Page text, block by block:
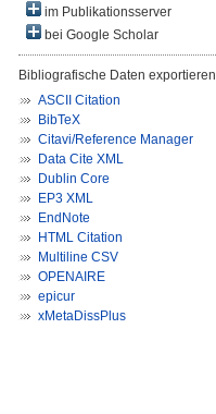
im Publikationsserver
bei Google Scholar
Bibliografische Daten exportieren
ASCII Citation
BibTeX
Citavi/Reference Manager
Data Cite XML
Dublin Core
EP3 XML
EndNote
HTML Citation
Multiline CSV
OPENAIRE
epicur
xMetaDissPlus